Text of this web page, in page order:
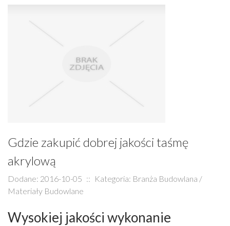
Gdzie zakupić dobrej jakości taśmę
akrylową
Dodane: 2016-10-05 :: Kategoria: Branża Budowlana /
Materiały Budowlane
Wysokiej jakości wykonanie